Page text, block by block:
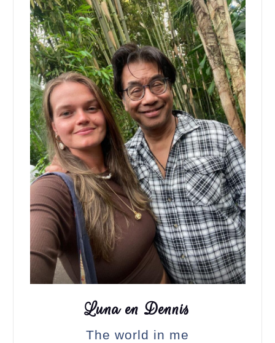
Luna en Dennis
The world in me